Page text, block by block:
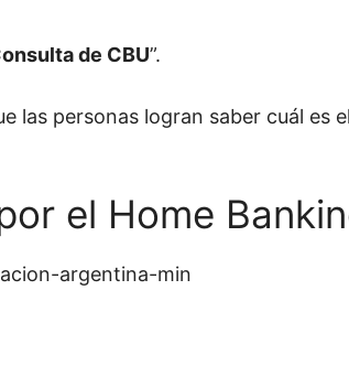
de CBU”.
las personas logran saber cuál es el
el Home